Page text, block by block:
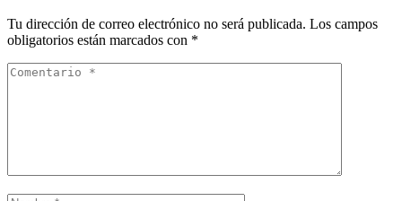
Tu dirección de correo electrónico no será publicada. Los campos
obligatorios están marcados con *